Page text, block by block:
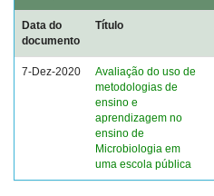
Data do
documento
Título
7-Dez-2020
Avaliação do uso de
metodologias de
ensino e
aprendizagem no
ensino de
Microbiologia em
uma escola pública